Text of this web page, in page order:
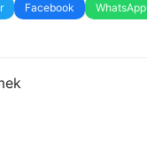
Facebook WhatsApp